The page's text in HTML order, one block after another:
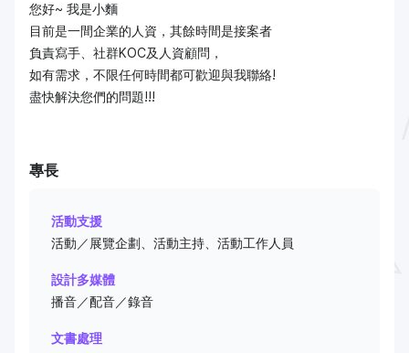
您好~ 我是小麵
目前是一間企業的人資，其餘時間是接案者
負責寫手、社群KOC及人資顧問，
如有需求，不限任何時間都可歡迎與我聯絡!
盡快解決您們的問題!!!
專長
活動支援
活動／展覽企劃、活動主持、活動工作人員
設計多媒體
播音／配音／錄音
文書處理